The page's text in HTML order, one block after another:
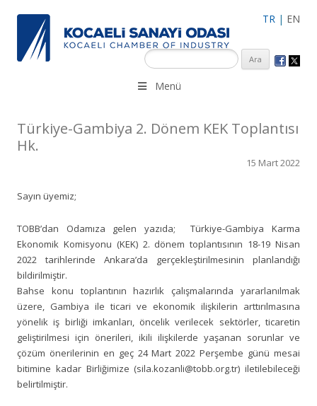
TR | EN
KSO 3500’ü aşkın sanayi kuruluşuna uzman çalışanları ile İzmit
Merkez, Çayırova, Dilovası, Gebze ve İMES OSB’deki ofisleri ile
Menü
Türkiye-Gambiya 2. Dönem KEK Toplantısı
Hk.
15 Mart 2022
Sayın üyemiz;
TOBB’dan Odamıza gelen yazıda; Türkiye-Gambiya Karma
Ekonomik Komisyonu (KEK) 2. dönem toplantısının 18-19 Nisan
2022 tarihlerinde Ankara’da gerçekleştirilmesinin planlandığı
bildirilmiştir.
Bahse konu toplantının hazırlık çalışmalarında yararlanılmak
üzere, Gambiya ile ticari ve ekonomik ilişkilerin arttırılmasına
yönelik iş birliği imkanları, öncelik verilecek sektörler, ticaretin
geliştirilmesi için önerileri, ikili ilişkilerde yaşanan sorunlar ve
çözüm önerilerinin en geç 24 Mart 2022 Perşembe günü mesai
bitimine kadar Birliğimize (sila.kozanli@tobb.org.tr) iletilebileceği
belirtilmiştir.